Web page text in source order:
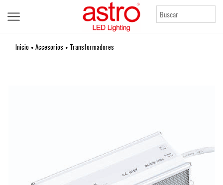
Inicio • Accesorios • Transformadores